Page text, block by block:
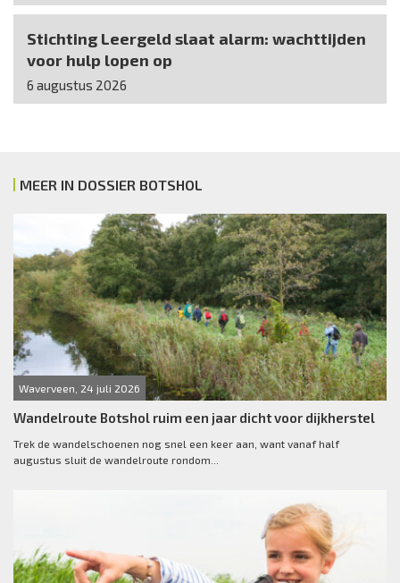
Stichting Leergeld slaat alarm: wachttijden
voor hulp lopen op
6 augustus 2026
MEER IN DOSSIER BOTSHOL
Waverveen, 24 juli 2026
Wandelroute Botshol ruim een jaar dicht voor dijkherstel
Trek de wandelschoenen nog snel een keer aan, want vanaf half
augustus sluit de wandelroute rondom...